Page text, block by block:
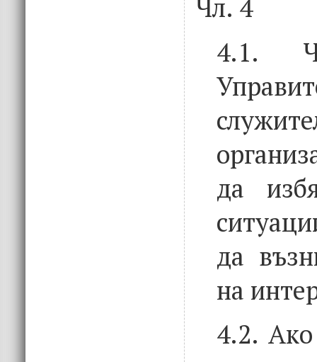
Чл. 4
4.1.
да
да
на
4.2. Ако